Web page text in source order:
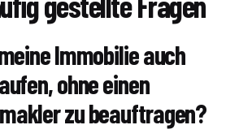
Immobilie auch
ohne einen
zu beauftragen?